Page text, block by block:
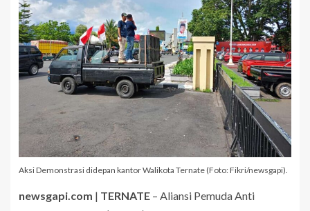
Aksi Demonstrasi didepan kantor Walikota Ternate (Foto: Fikri/newsgapi).
newsgapi.com | TERNATE – Aliansi Pemuda Anti